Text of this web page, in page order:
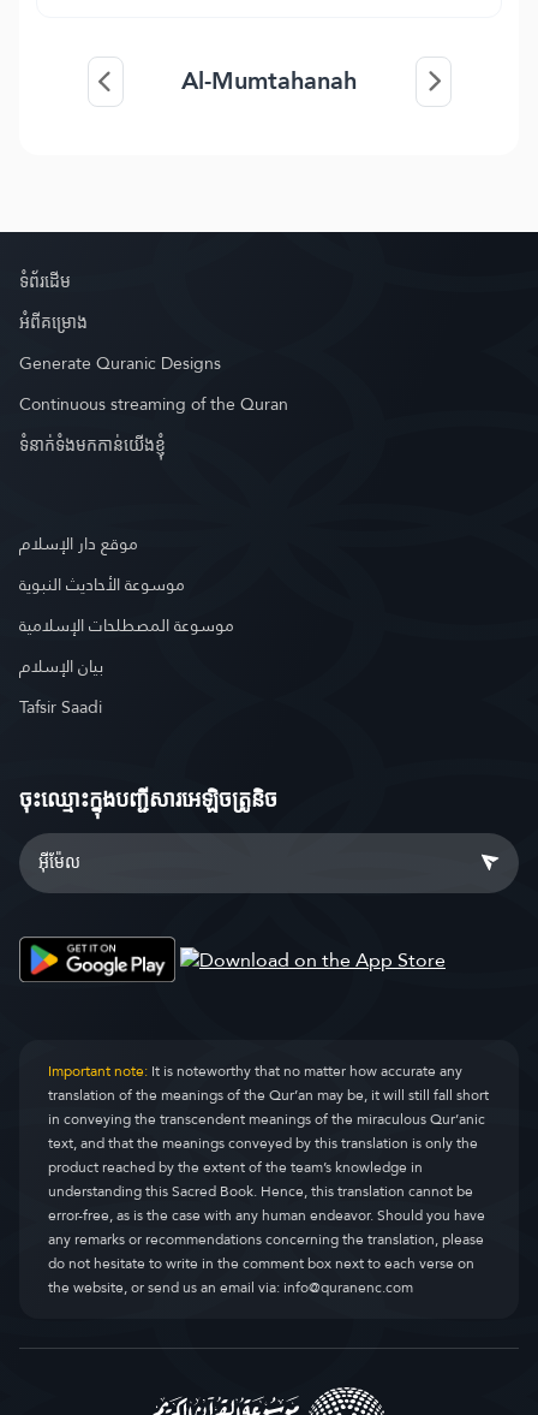
Al-Mumtahanah
ទំព័រ​ដេីម
អំពី​គម្រោង
Generate Quranic Designs
Continuous streaming of the Quran
ទំនាក់ទំងមកកាន់យើងខ្ញុំ
موقع دار الإسلام
موسوعة الأحاديث النبوية
موسوعة المصطلحات الإسلامية
بيان الإسلام
Tafsir Saadi
ចុះឈ្មោះ​ក្នុងបញ្ជីសារអេឡិចត្រូនិច
Important note:It is noteworthy that no matter how accurate any
translation of the meanings of the Qur’an may be, it will still fall short
in conveying the transcendent meanings of the miraculous Qur’anic
text, and that the meanings conveyed by this translation is only the
product reached by the extent of the team’s knowledge in
understanding this Sacred Book. Hence, this translation cannot be
error-free, as is the case with any human endeavor. Should you have
any remarks or recommendations concerning the translation, please
do not hesitate to write in the comment box next to each verse on
the website, or send us an email via:info@quranenc.com